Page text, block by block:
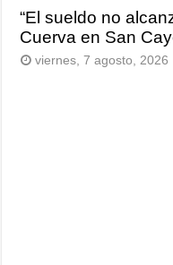
“El sueldo no
Cuerva en San
viernes, 7 agosto, 2026